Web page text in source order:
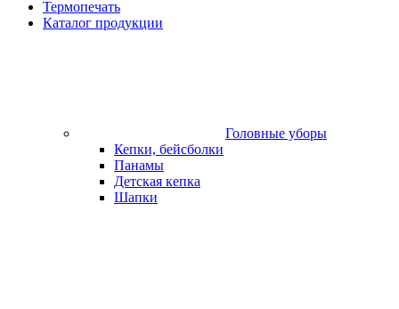
Термопечать
Каталог продукции
Головные уборы
Кепки, бейсболки
Панамы
Детская кепка
Шапки